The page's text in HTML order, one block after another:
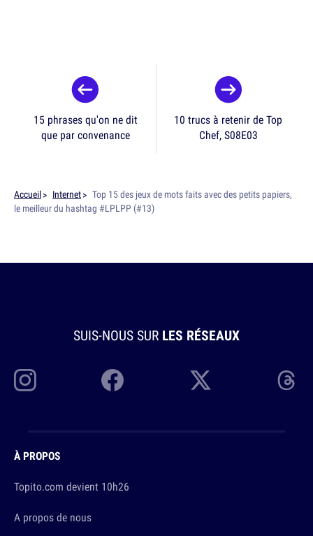
15 phrases qu'on ne dit
que par convenance
10 trucs à retenir de Top
Chef, S08E03
Accueil Internet
Top 15 des jeux de mots faits avec des petits papiers,
le meilleur du hashtag #LPLPP (#13)
SUIS-NOUS SUR LES RÉSEAUX
À PROPOS
Topito.com devient 10h26
A propos de nous